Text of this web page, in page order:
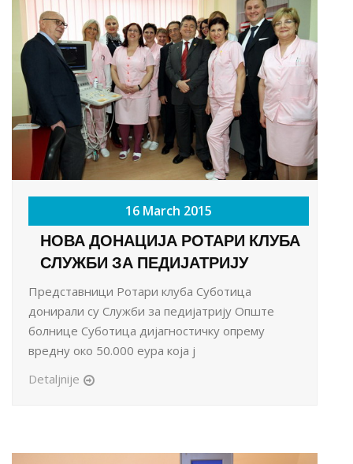
16 March 2015
НОВА ДОНАЦИЈА РОТАРИ КЛУБА
СЛУЖБИ ЗА ПЕДИЈАТРИЈУ
Представници Ротари клуба Суботица
донирали су Служби за педијатрију Опште
болнице Суботица дијагностичку опрему
вредну око 50.000 еура која ј
Detaljnije